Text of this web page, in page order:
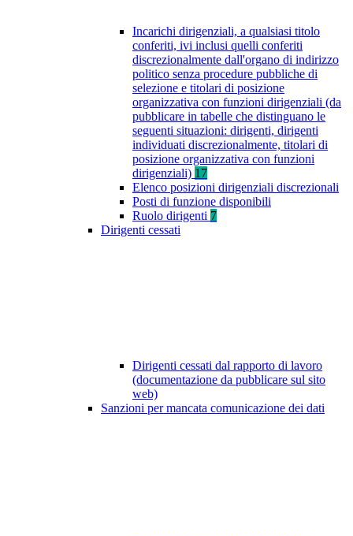
Incarichi dirigenziali, a qualsiasi titolo
conferiti, ivi inclusi quelli conferiti
discrezionalmente dall'organo di indirizzo
politico senza procedure pubbliche di
selezione e titolari di posizione
organizzativa con funzioni dirigenziali (da
pubblicare in tabelle che distinguano le
seguenti situazioni: dirigenti, dirigenti
individuati discrezionalmente, titolari di
posizione organizzativa con funzioni
dirigenziali) 17
Elenco posizioni dirigenziali discrezionali
Posti di funzione disponibili
Ruolo dirigenti 7
Dirigenti cessati
Dirigenti cessati dal rapporto di lavoro
(documentazione da pubblicare sul sito
web)
Sanzioni per mancata comunicazione dei dati